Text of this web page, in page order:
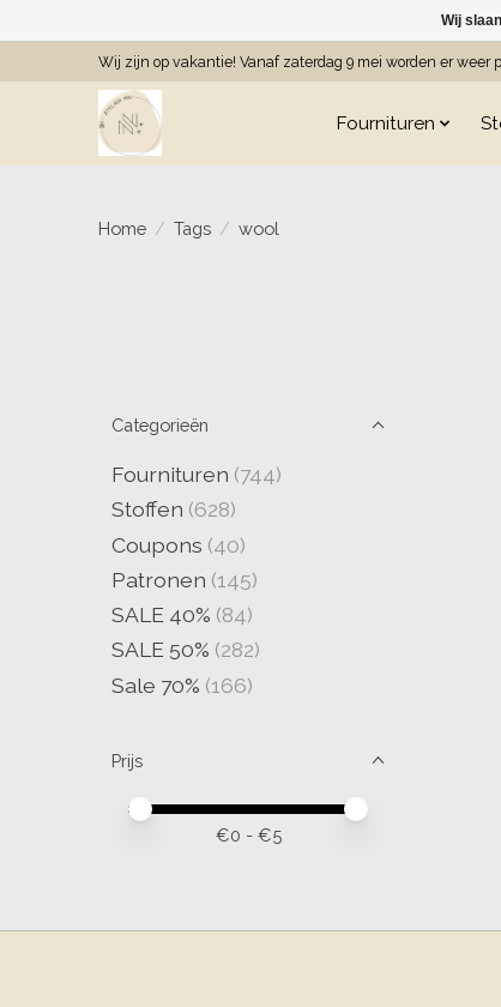
Wij zijn op vakantie! Vanaf zaterdag 9 mei worden er weer
Fournituren
Home / Tags / wool
Categorieën
Fournituren (744)
Stoffen (628)
Coupons (40)
Patronen (145)
SALE 40% (84)
SALE 50% (282)
Sale 70% (166)
Prijs
Minimale prijswaarde
Price maximum value
€0 - €5
Wij